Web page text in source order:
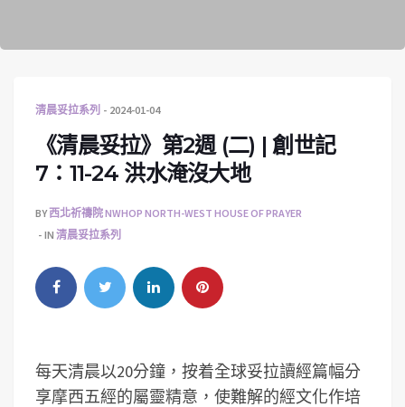
清晨妥拉系列 2024-01-04
《清晨妥拉》第2週 (二) | 創世記
7：11-24 洪水淹沒大地
BY西北祈禱院 NWHOP NORTH-WEST HOUSE OF PRAYER
IN 清晨妥拉系列
每天清晨以20分鐘，按着全球妥拉讀經篇幅分
享摩西五經的屬靈精意，使難解的經文化作培